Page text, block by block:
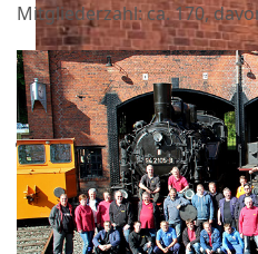
Mitgliederzahl: ca. 170,